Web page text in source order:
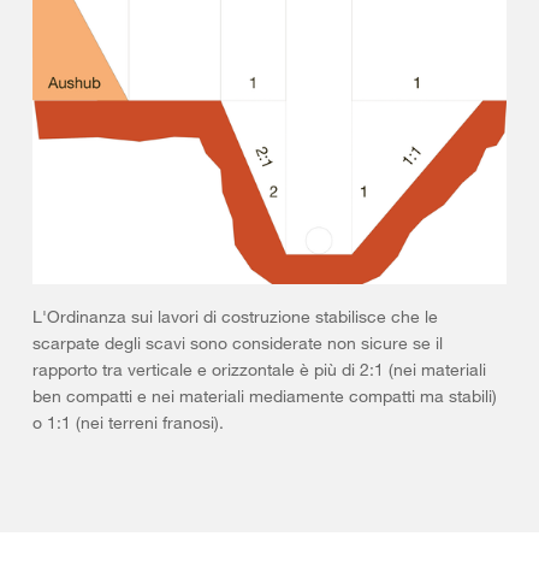
L'Ordinanza sui lavori di costruzione stabilisce che le
scarpate degli scavi sono considerate non sicure se il
rapporto tra verticale e orizzontale è più di 2:1 (nei materiali
ben compatti e nei materiali mediamente compatti ma stabili)
o 1:1 (nei terreni franosi).